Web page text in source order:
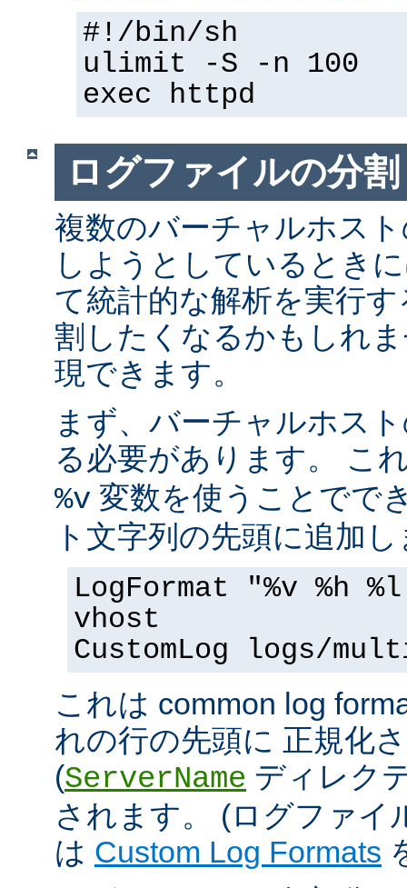
#!/bin/sh
ulimit -S -n 100
exec httpd
ログファイルの分割
複数のバーチャルホス
しようとしているとき
て統計的な解析を実行
割したくなるかもしれ
現できます。
まず、バーチャルホス
る必要があります。 こ
%v 変数を使うことでで
ト文字列の先頭に追加
LogFormat "%v %h
vhost
CustomLog logs/
これは common log
れの行の先頭に 正規化
(ServerName ディレク
されます。 (ログファイ
は Custom Log Formats